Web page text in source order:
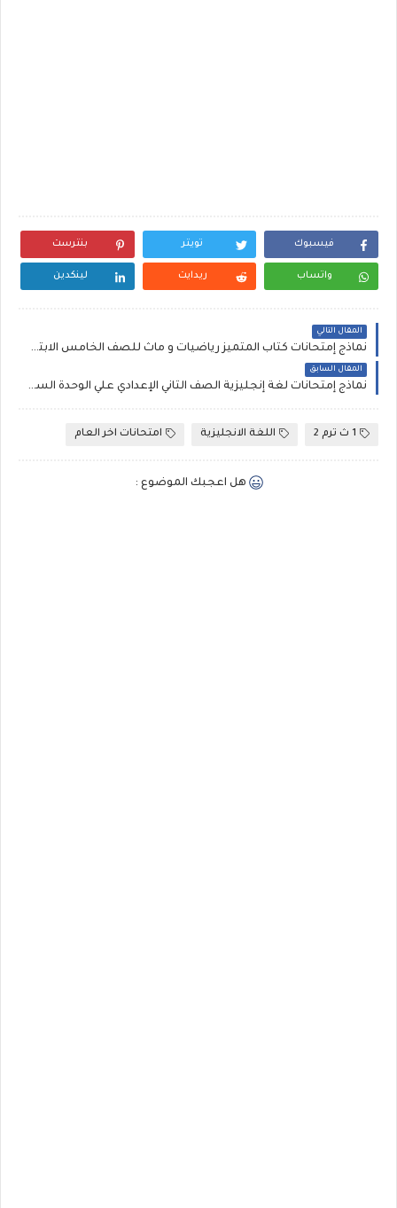
فيسبوك تويتر بنترست
واتساب ريدايت لينكدين
المقال التالي
نماذج إمتحانات كتاب المتميز رياضيات و ماث للصف الخامس الابتدائي الترم الثاني
المقال السابق
نماذج إمتحانات لغة إنجليزية الصف الثاني الإعدادي علي الوحدة السابعة الترم الثاني ملفات PDF مجمعة
1 ث ترم 2 اللغة الانجليزية امتحانات اخر العام
هل اعجبك الموضوع :